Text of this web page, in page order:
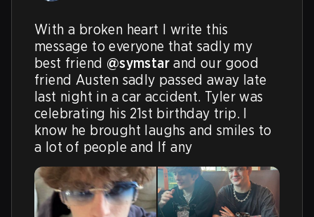
With a broken heart I write this
message to everyone that sadly my
best friend @symstar and our good
friend Austen sadly passed away late
last night in a car accident. Tyler was
celebrating his 21st birthday trip. I
know he brought laughs and smiles to
a lot of people and If any